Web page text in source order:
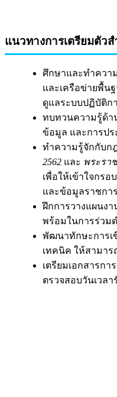
แนวทางการเตรียมตัว
ศึกษาและทำควา
และเครือข่ายพื้น
ดูแลระบบปฏิบัติก
ทบทวนความรู้ด้า
ข้อมูล และการป
ทำความรู้จักกับก
2562 และ พระรา
เพื่อให้เข้าใจกร
และข้อมูลราชการ
ฝึกการวางแผนง
พร้อมในการร่วม
พัฒนาทักษะการเ
เทคนิค ให้สามาร
เตรียมเอกสารก
ตรวจสอบวันเวล